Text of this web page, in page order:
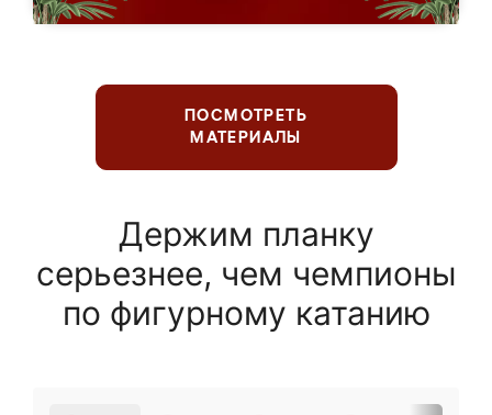
ПОСМОТРЕТЬ
МАТЕРИАЛЫ
Держим планку
серьезнее, чем чемпионы
по фигурному катанию